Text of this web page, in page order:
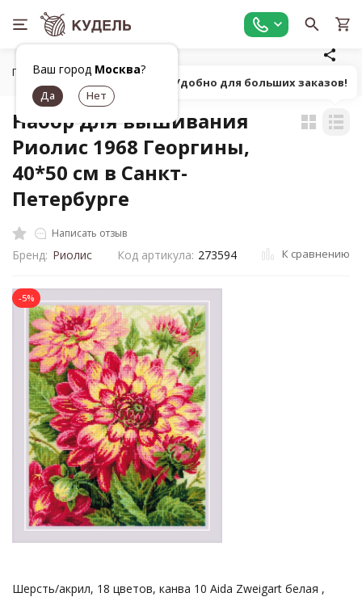
Ваш город Москва?
Главная Товары для вышивания
Набор для вышивания
Риолис 1968 Георгины,
40*50 см в Санкт-
Петербурге
Написать отзыв
Бренд: Риолис Код артикула: 273594 К сравнению
-5%
Шерсть/акрил, 18 цветов, канва 10 Aida Zweigart белая ,
Попробуй! Удобно для больших заказов!